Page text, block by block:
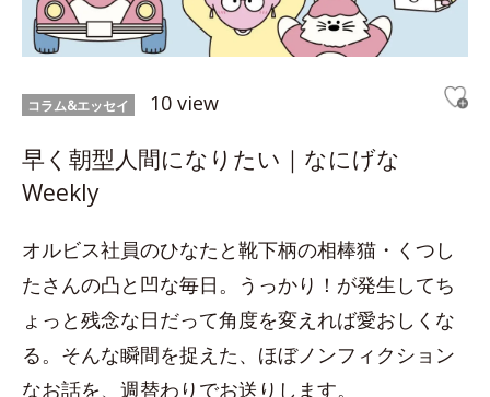
コラム&エッセイ 10 view
早く朝型人間になりたい｜なにげな
Weekly
オルビス社員のひなたと靴下柄の相棒猫・くつし
たさんの凸と凹な毎日。うっかり！が発生してち
ょっと残念な日だって角度を変えれば愛おしくな
る。そんな瞬間を捉えた、ほぼノンフィクション
なお話を、週替わりでお送りします。